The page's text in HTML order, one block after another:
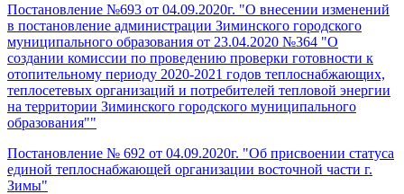
Постановление №693 от 04.09.2020г. "О внесении изменений
в постановление администрации Зиминского городского
муниципального образования от 23.04.2020 №364 "О
создании комиссии по проведению проверки готовности к
отопительному периоду 2020-2021 годов теплоснабжающих,
теплосетевых организаций и потребителей тепловой энергии
на территории Зиминского городского муниципального
образования""
Постановление № 692 от 04.09.2020г. "Об присвоении статуса
единой теплоснабжающей организации восточной части г.
Зимы"